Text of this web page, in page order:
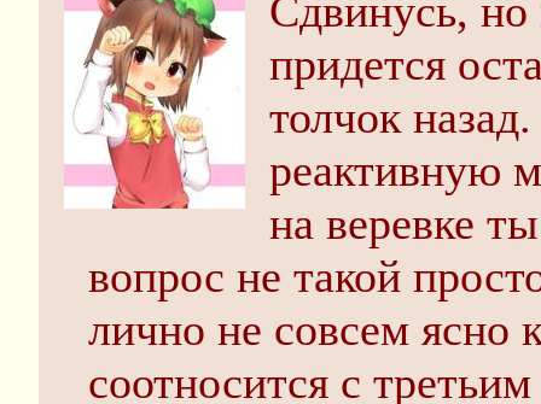
Сдвинусь, но
придется
толчок
реактивную
на веревке
вопрос не такой
лично не совсем ясно
соотносится с